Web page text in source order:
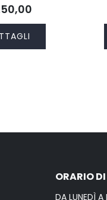
ORARIO
DA LUNEDÌ